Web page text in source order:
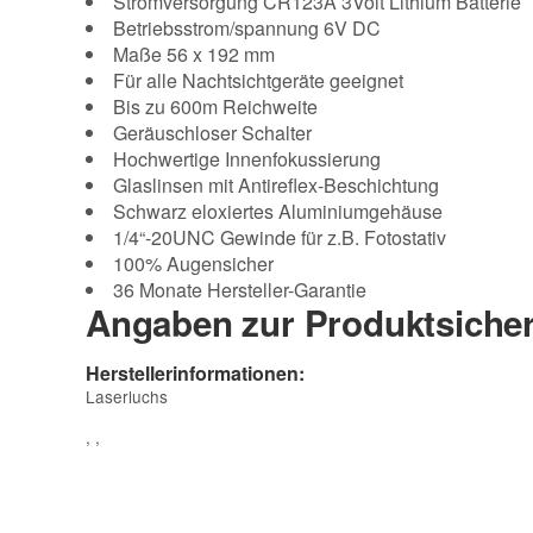
Betriebsstrom/spannung 6V DC
Maße 56 x 192 mm
Für alle Nachtsichtgeräte geeignet
Bis zu 600m Reichweite
Geräuschloser Schalter
Hochwertige Innenfokussierung
Glaslinsen mit Antireflex-Beschichtung
Schwarz eloxiertes Aluminiumgehäuse
1/4“-20UNC Gewinde für z.B. Fotostativ
100% Augensicher
36 Monate Hersteller-Garantie
Angaben zur
Herstellerinformationen:
Laserluchs
, ,